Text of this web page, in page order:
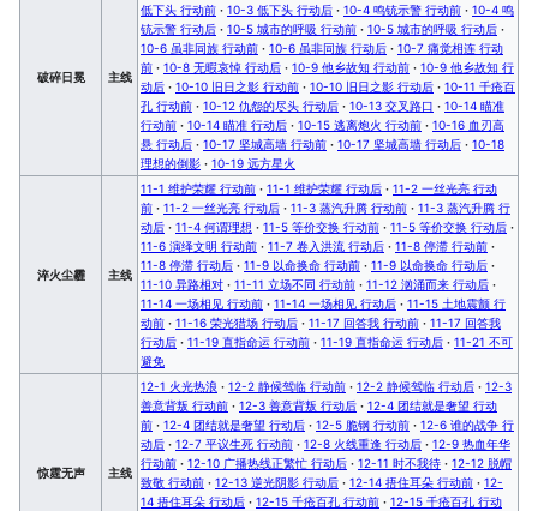
破碎日冕 主线
低下头 行动前 · 10-3 低下头 行动后 · 10-4 鸣铳示警 行动前 · 10-4 鸣
铳示警 行动后 · 10-5 城市的呼吸 行动前 · 10-5 城市的呼吸 行动后 ·
10-6 虽非同族 行动前 · 10-6 虽非同族 行动后 · 10-7 痛觉相连 行动
前 · 10-8 无暇哀悼 行动后 · 10-9 他乡故知 行动前 · 10-9 他乡故知 行
动后 · 10-10 旧日之影 行动前 · 10-10 旧日之影 行动后 · 10-11 千疮百
孔 行动前 · 10-12 仇怨的尽头 行动后 · 10-13 交叉路口 · 10-14 瞄准
行动前 · 10-14 瞄准 行动后 · 10-15 逃离炮火 行动前 · 10-16 血刃高
悬 行动后 · 10-17 坚城高墙 行动前 · 10-17 坚城高墙 行动后 · 10-18
理想的倒影 · 10-19 远方星火
淬火尘霾 主线
11-1 维护荣耀 行动前 · 11-1 维护荣耀 行动后 · 11-2 一丝光亮 行动
前 · 11-2 一丝光亮 行动后 · 11-3 蒸汽升腾 行动前 · 11-3 蒸汽升腾 行
动后 · 11-4 何谓理想 · 11-5 等价交换 行动前 · 11-5 等价交换 行动后 ·
11-6 演绎文明 行动前 · 11-7 卷入洪流 行动后 · 11-8 停滞 行动前 ·
11-8 停滞 行动后 · 11-9 以命换命 行动前 · 11-9 以命换命 行动后 ·
11-10 异路相对 · 11-11 立场不同 行动前 · 11-12 汹涌而来 行动后 ·
11-14 一场相见 行动前 · 11-14 一场相见 行动后 · 11-15 土地震颤 行
动前 · 11-16 荣光猎场 行动后 · 11-17 回答我 行动前 · 11-17 回答我
行动后 · 11-19 直指命运 行动前 · 11-19 直指命运 行动后 · 11-21 不可
避免
惊霆无声 主线
12-1 火光热浪 · 12-2 静候驾临 行动前 · 12-2 静候驾临 行动后 · 12-3
善意背叛 行动前 · 12-3 善意背叛 行动后 · 12-4 团结就是奢望 行动
前 · 12-4 团结就是奢望 行动后 · 12-5 脆钢 行动前 · 12-6 谁的战争 行
动后 · 12-7 平议生死 行动前 · 12-8 火线重逢 行动后 · 12-9 热血年华
行动前 · 12-10 广播热线正繁忙 行动后 · 12-11 时不我待 · 12-12 脱帽
致敬 行动前 · 12-13 逆光阴影 行动后 · 12-14 捂住耳朵 行动前 · 12-
14 捂住耳朵 行动后 · 12-15 千疮百孔 行动前 · 12-15 千疮百孔 行动